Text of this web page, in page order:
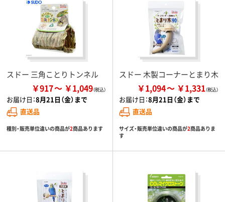
スドー 三角ことりトンネル
￥917 ￥1,049
お届け日：8月21日（金）まで
直送品
種別・販売単位違いの商品が2商品あります
スドー 木製コーナーとまり木
￥1,094 ￥1,331
お届け日：8月21日（金）まで
直送品
サイズ・販売単位違いの商品が2商品ありま
す